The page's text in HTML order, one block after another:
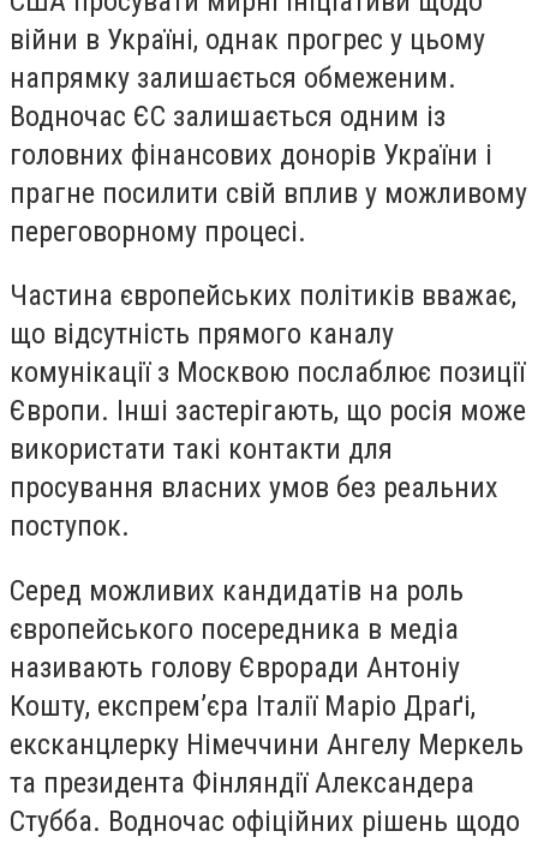
війни в Україні, однак прогрес у цьому
напрямку залишається обмеженим.
Водночас ЄС залишається одним із
головних фінансових донорів України і
прагне посилити свій вплив у можливому
переговорному процесі.
Частина європейських політиків вважає,
що відсутність прямого каналу
комунікації з Москвою послаблює позиції
Європи. Інші застерігають, що росія може
використати такі контакти для
просування власних умов без реальних
поступок.
Серед можливих кандидатів на роль
європейського посередника в медіа
називають голову Євроради Антоніу
Кошту, експрем’єра Італії Маріо Драґі,
ексканцлерку Німеччини Ангелу Меркель
та президента Фінляндії Александера
Стубба. Водночас офіційних рішень щодо